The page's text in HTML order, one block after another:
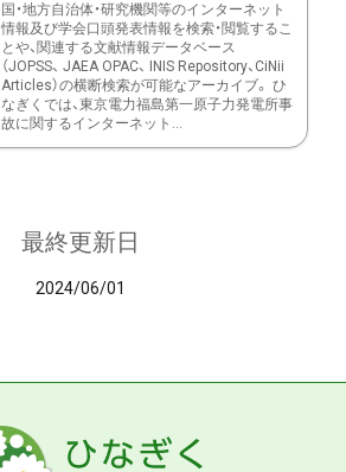
国・地方自治体・研究機関等のインターネット
情報及び学会口頭発表情報を検索・閲覧するこ
とや、関連する文献情報データベース
（JOPSS、 JAEA OPAC、 INIS Repository、CiNii
Articles）の横断検索が可能なアーカイブ。 ひ
なぎくでは、東京電力福島第一原子力発電所事
故に関するインターネット...
最終更新日
2024/06/01